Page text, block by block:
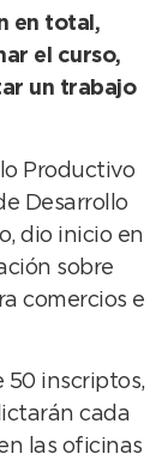
en total,
el curso,
un trabajo
Productivo
Desarrollo
dio inicio en
sobre
comercios e
50 inscriptos,
cada
las oficinas